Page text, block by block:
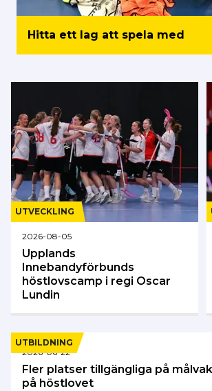
Hitta ett lag att spela med
UTVECKLING
2026-08-05
Upplands
Innebandyförbunds
höstlovscamp i regi Oscar
Lundin
UTBILDNING
2026-06-22
Fler platser tillgängliga på
på höstlovet